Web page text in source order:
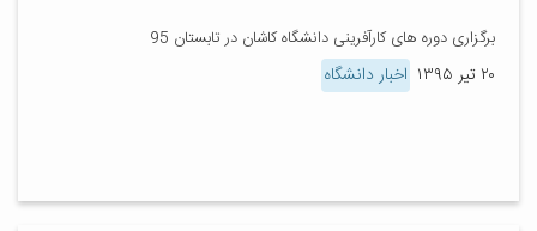
برگزاری دوره های کارآفرینی دانشگاه کاشان در تابستان 95
۲۰ تیر ۱۳۹۵ اخبار دانشگاه